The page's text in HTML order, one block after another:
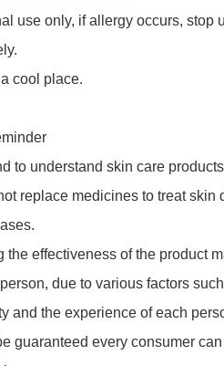
use only, if allergy occurs, stop
cool place.
to understand skin care
replace medicines to treat skin
the effectiveness of the product
due to various factors
and the experience of each
guaranteed every consumer